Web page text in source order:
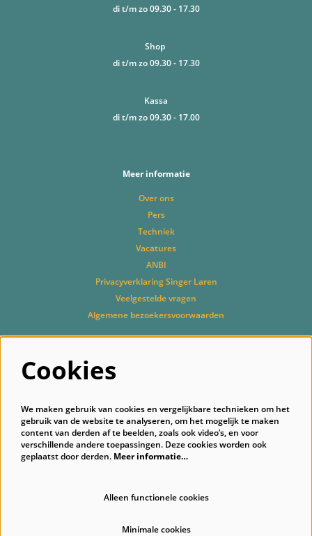
di t/m zo 09.30 - 17.30
Shop
di t/m zo 09.30 - 17.30
Kassa
di t/m zo 09.30 - 17.00
Meer informatie
Over ons
Pers
Techniek
Vacatures
ANBI
Privacyverklaring Singer Laren
Veelgestelde vragen
Algemene bezoekersvoorwaarden
Cookies
We maken gebruik van cookies en vergelijkbare technieken om het
gebruik van de website te analyseren, om het mogelijk te maken
content van derden af te beelden, zoals ook video’s, en voor
verschillende andere toepassingen. Deze cookies worden ook
geplaatst door derden. Meer informatie…
Alleen functionele cookies
Minimale cookies